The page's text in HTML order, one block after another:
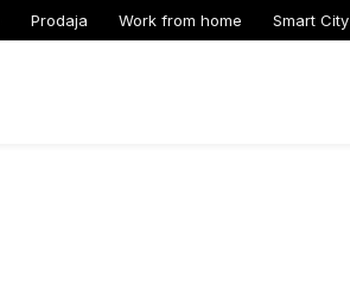
Prodaja Work from home Smart City